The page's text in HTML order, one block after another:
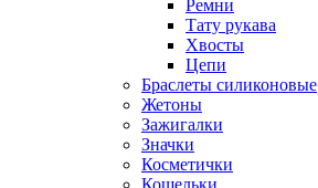
Ремни
Тату рукава
Хвосты
Цепи
Браслеты силиконовые
Жетоны
Зажигалки
Значки
Косметички
Кошельки